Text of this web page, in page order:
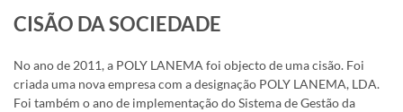
CISÃO DA SOCIEDADE
No ano de 2011, a POLY LANEMA foi objecto de uma cisão. Foi
criada uma nova empresa com a designação POLY LANEMA, LDA.
Foi também o ano de implementação do Sistema de Gestão da